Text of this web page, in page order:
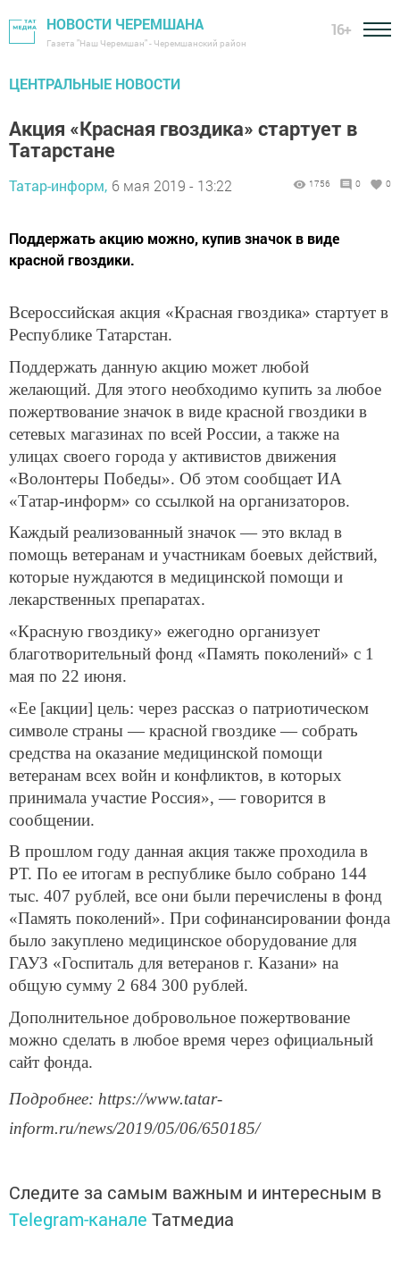
НОВОСТИ ЧЕРЕМШАНА
Газета "Наш Черемшан" - Черемшанский район
16+
ЦЕНТРАЛЬНЫЕ НОВОСТИ
Акция «Красная гвоздика» стартует в
Татарстане
Татар-информ, 6 мая 2019 - 13:22 1756 0 0
Поддержать акцию можно, купив значок в виде
красной гвоздики.
Всероссийская акция «Красная гвоздика» стартует в
Республике Татарстан.
Поддержать данную акцию может любой
желающий. Для этого необходимо купить за любое
пожертвование значок в виде красной гвоздики в
сетевых магазинах по всей России, а также на
улицах своего города у активистов движения
«Волонтеры Победы». Об этом сообщает ИА
«Татар-информ» со ссылкой на организаторов.
Каждый реализованный значок — это вклад в
помощь ветеранам и участникам боевых действий,
которые нуждаются в медицинской помощи и
лекарственных препаратах.
«Красную гвоздику» ежегодно организует
благотворительный фонд «Память поколений» с 1
мая по 22 июня.
«Ее [акции] цель: через рассказ о патриотическом
символе страны — красной гвоздике — собрать
средства на оказание медицинской помощи
ветеранам всех войн и конфликтов, в которых
принимала участие Россия», — говорится в
сообщении.
В прошлом году данная акция также проходила в
РТ. По ее итогам в республике было собрано 144
тыс. 407 рублей, все они были перечислены в фонд
«Память поколений». При софинансировании фонда
было закуплено медицинское оборудование для
ГАУЗ «Госпиталь для ветеранов г. Казани» на
общую сумму 2 684 300 рублей.
Дополнительное добровольное пожертвование
можно сделать в любое время через официальный
сайт фонда.
Подробнее: https://www.tatar-
inform.ru/news/2019/05/06/650185/
Следите за самым важным и интересным в
Telegram-канале Татмедиа